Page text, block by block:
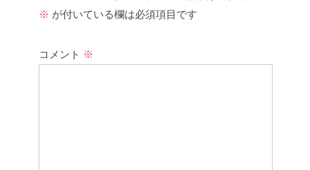
※ が付いている欄は必須項目です
コメント ※